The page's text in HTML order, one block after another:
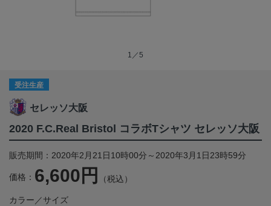
1／5
受注生産
セレッソ大阪
2020 F.C.Real Bristol コラボTシャツ セレッソ大阪
販売期間：2020年2月21日10時00分～2020年3月1日23時59分
価格： 6,600円 （税込）
カラー／サイズ